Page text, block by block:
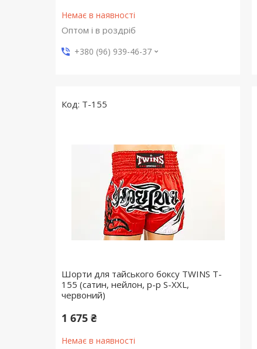
Немає в наявності
Оптом і в роздріб
+380 (96) 939-46-37
T-155
Шорти для тайського боксу TWINS T-
155 (сатин, нейлон, р-р S-XXL,
червоний)
1 675 ₴
Немає в наявності